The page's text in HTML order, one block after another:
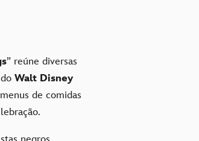
” reúne diversas
Walt Disney
de comidas